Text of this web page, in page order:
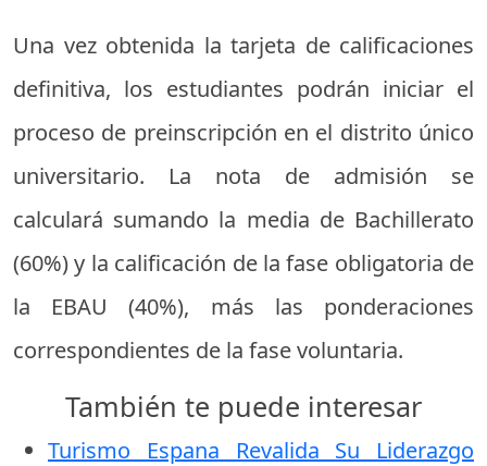
Una vez obtenida la tarjeta de calificaciones
definitiva, los estudiantes podrán iniciar el
proceso de preinscripción en el distrito único
universitario. La nota de admisión se
calculará sumando la media de Bachillerato
(60%) y la calificación de la fase obligatoria de
la EBAU (40%), más las ponderaciones
correspondientes de la fase voluntaria.
También te puede interesar
Turismo Espana Revalida Su Liderazgo